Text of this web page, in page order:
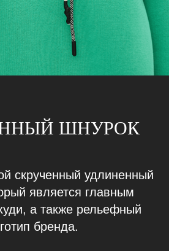
ШНУРОК
скрученный удлиненный
является главным
а также рельефный
бренда.